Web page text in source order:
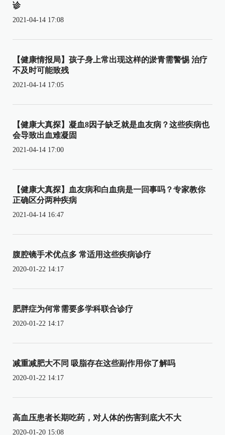
诊
2021-04-14 17:08
【健康情报局】孩子身上常出现这样的淤青需警惕 治疗
不及时可能致残
2021-04-14 17:05
【健康大真探】凝血8因子缺乏就是血友病？这些疾病也
会导致出血难凝固
2021-04-14 17:00
【健康大真探】血友病和白血病是一回事吗？专家教你
正确区分两种疾病
2021-04-14 16:47
腹腔镜手术优点多 常适用这些疾病诊疗
2020-01-22 14:17
肥胖症为何常需要多学科联合诊疗
2020-01-22 14:17
减重减肥大不同 吸脂存在这些副作用你了解吗
2020-01-22 14:17
高血压患者长期吃药，对人体的伤害到底大不大
2020-01-20 15:08